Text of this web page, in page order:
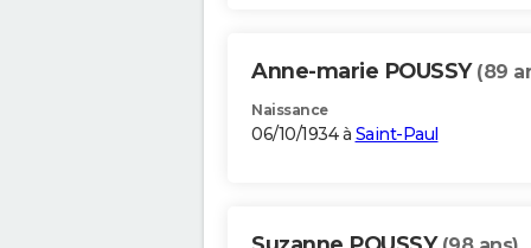
Anne-marie POUSSY (89
Naissance
06/10/1934 à Saint-Paul